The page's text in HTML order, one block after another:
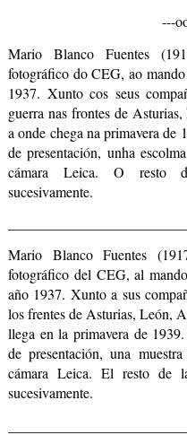
---
Mario Blanco Fuentes
fotográfico do CEG, ao
1937. Xunto cos seus
guerra nas frontes de
a onde chega na primavera de
de presentación, unha
cámara Leica. O resto
sucesivamente.
Mario Blanco Fuentes
fotográfico del CEG, al
año 1937. Xunto a sus
los frentes de Asturias, León,
llega en la primavera de
de presentación, una
cámara Leica. El resto de
sucesivamente.